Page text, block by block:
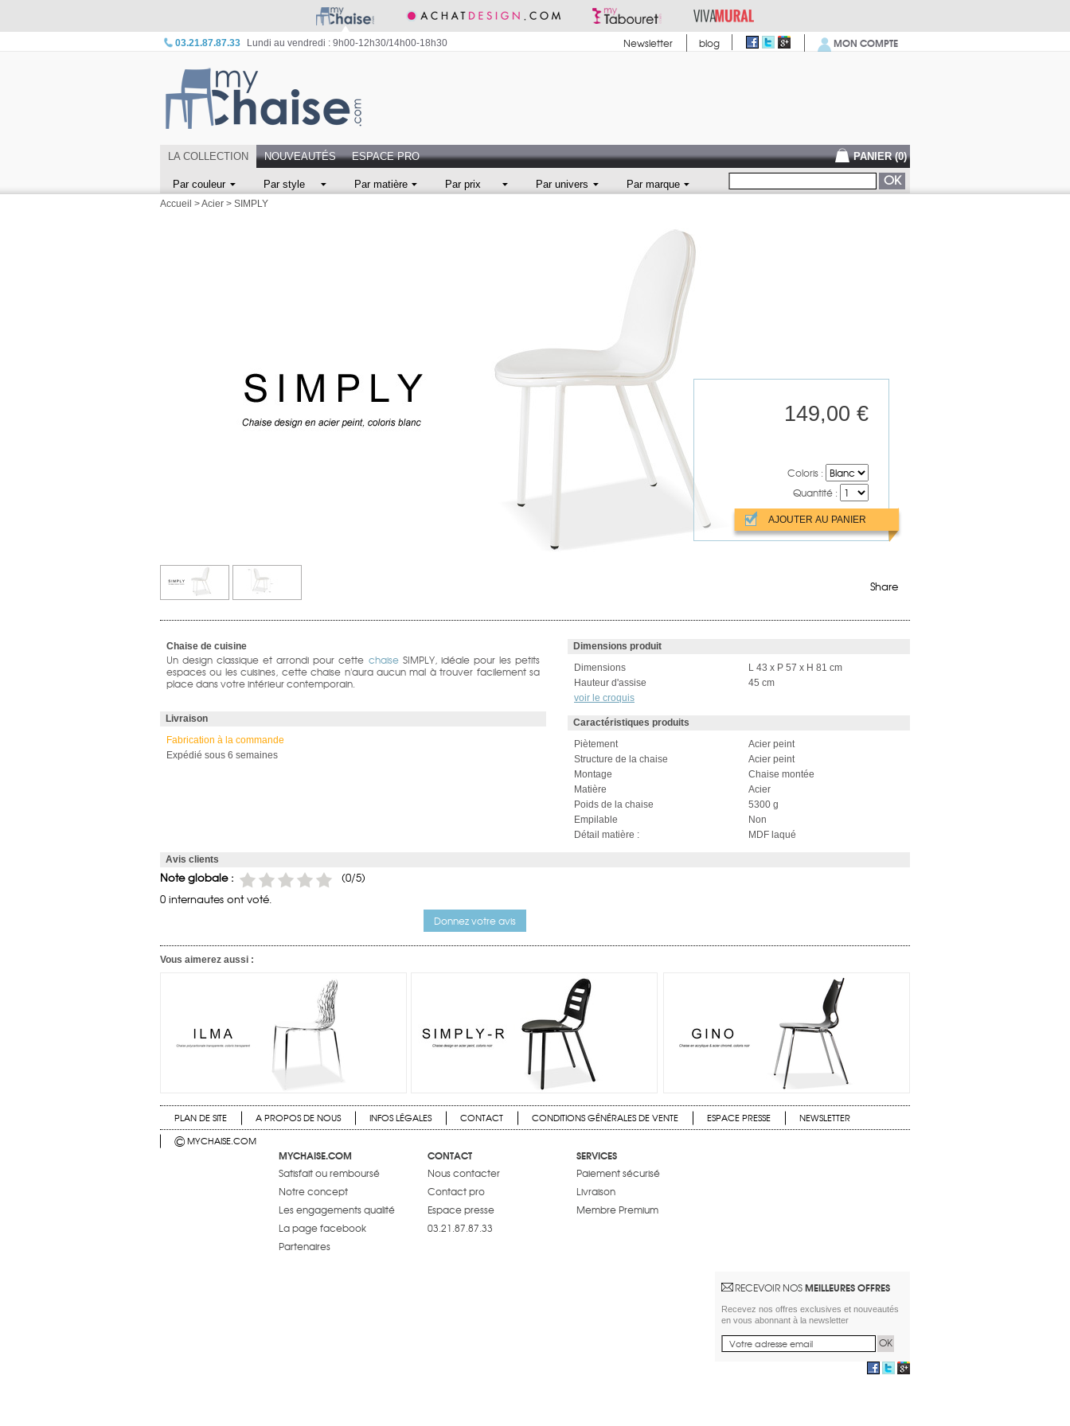
03.21.87.87.33 Lundi au vendredi : 9h00-12h30/14h00-18h30 Newsletter blog MON COMPTE
LA COLLECTION NOUVEAUTÉS ESPACE PRO PANIER (0)
Par couleur Par style Par matière Par prix Par univers Par marque
Accueil >Acier > SIMPLY
149,00 €
Coloris :
Quantité :
Share
Chaise de cuisine
Un design classique et arrondi pour cette chaiseSIMPLY, idéale pour les petits
espaces ou les cuisines, cette chaise n'aura aucun mal à trouver facilement sa
place dans votre intérieur contemporain.
Livraison
Fabrication à la commande
Expédié sous 6 semaines
Dimensions produit
Dimensions
L 43 x P 57 x H 81 cm
Hauteur d'assise
45 cm
voir le croquis
Caractéristiques produits
Piètement
Acier peint
Structure de la chaise
Acier peint
Montage
Chaise montée
Matière
Acier
Poids de la chaise
5300 g
Empilable
Non
Détail matière :
MDF laqué
Avis clients
Note globale : (0/5)
0 internautes ont voté.
Donnez votre avis
Vous aimerez aussi :
PLAN DE SITE A PROPOS DE NOUS INFOS LÉGALES CONTACT CONDITIONS GÉNÉRALES DE VENTE ESPACE PRESSE NEWSLETTER
©MYCHAISE.COM
MYCHAISE.COM
Satisfait ou remboursé
Notre concept
Les engagements qualité
La page facebook
Partenaires
CONTACT
Nous contacter
Contact pro
Espace presse
03.21.87.87.33
SERVICES
Paiement sécurisé
Livraison
Membre Premium
RECEVOIR NOSMEILLEURES OFFRES
Recevez nos offres exclusives et nouveautés
en vous abonnant à la newsletter